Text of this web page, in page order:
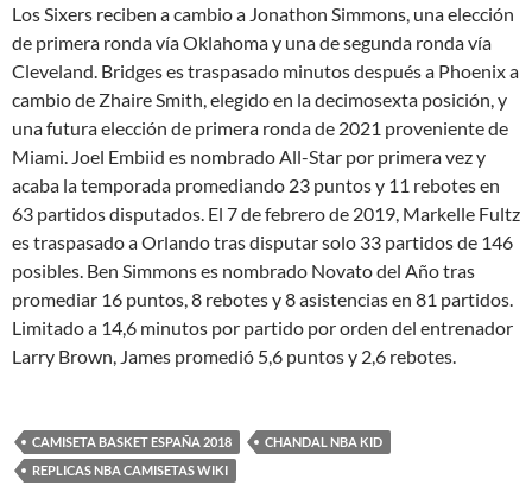
Los Sixers reciben a cambio a Jonathon Simmons, una elección
de primera ronda vía Oklahoma y una de segunda ronda vía
Cleveland. Bridges es traspasado minutos después a Phoenix a
cambio de Zhaire Smith, elegido en la decimosexta posición, y
una futura elección de primera ronda de 2021 proveniente de
Miami. Joel Embiid es nombrado All-Star por primera vez y
acaba la temporada promediando 23 puntos y 11 rebotes en
63 partidos disputados. El 7 de febrero de 2019, Markelle Fultz
es traspasado a Orlando tras disputar solo 33 partidos de 146
posibles. Ben Simmons es nombrado Novato del Año tras
promediar 16 puntos, 8 rebotes y 8 asistencias en 81 partidos.
Limitado a 14,6 minutos por partido por orden del entrenador
Larry Brown, James promedió 5,6 puntos y 2,6 rebotes.
CAMISETA BASKET ESPAÑA 2018
CHANDAL NBA KID
REPLICAS NBA CAMISETAS WIKI